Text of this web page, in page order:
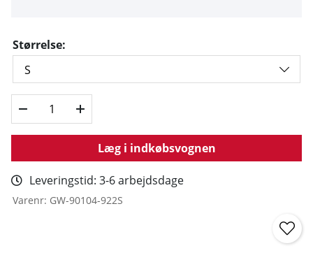
Størrelse:
Læg i indkøbsvognen
Leveringstid: 3-6 arbejdsdage
Varenr: GW-90104-922S